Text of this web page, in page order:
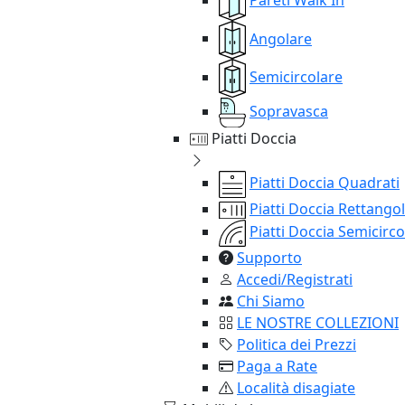
Angolare
Semicircolare
Sopravasca
Piatti Doccia
Piatti Doccia Quadrati
Piatti Doccia
Piatti Doccia
Supporto
Accedi/Registrati
Chi Siamo
LE NOSTRE COLLEZIONI
Politica dei Prezzi
Paga a Rate
Località disagiate